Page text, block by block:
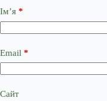
Ім’я *
Email *
Сайт